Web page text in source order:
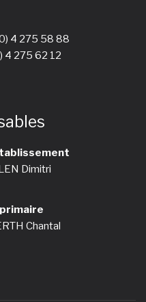
4 275 58 88
4 275 62 12
Dimitri
Chantal